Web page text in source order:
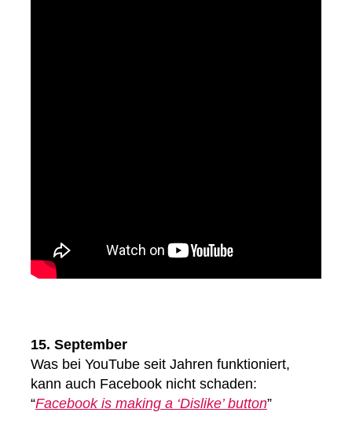
15. September
Was bei YouTube seit Jahren funktioniert,
kann auch Facebook nicht schaden:
“Facebook is making a ‘Dislike’ button”